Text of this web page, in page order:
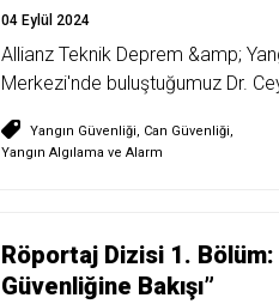
04 Eylül 2024
Allianz Teknik Deprem &amp;
Merkezi'nde buluştuğumuz Dr.
Yangın Güvenliği, Can Güvenliği,
Yangın Algılama ve Alarm
Röportaj Dizisi 1. Bölüm:
Güvenliğine Bakışı”